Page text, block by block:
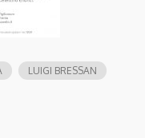
LUIGI BRESSAN